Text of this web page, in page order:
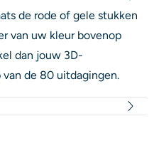
de rode of gele stukken
van uw kleur bovenop
dan jouw 3D-
de 80 uitdagingen.